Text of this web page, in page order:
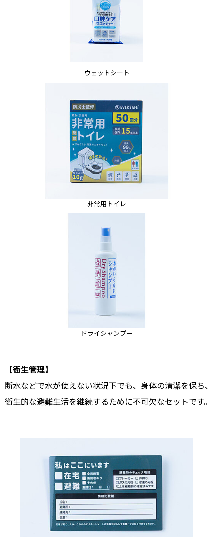
ウェットシート
非常用トイレ
ドライシャンプー
【衛生管理】
断水などで水が使えない状況下でも、身体の清潔を保ち、
衛生的な避難生活を継続するために不可欠なセットです。